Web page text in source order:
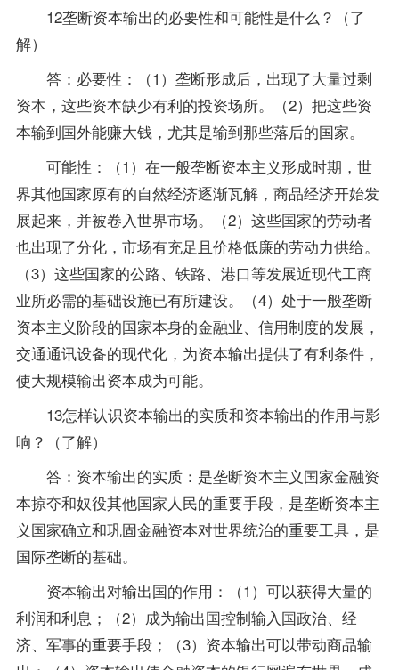
12垄断资本输出的必要性和可能性是什么？（了
解）
答：必要性：（1）垄断形成后，出现了大量过剩
资本，这些资本缺少有利的投资场所。（2）把这些资
本输到国外能赚大钱，尤其是输到那些落后的国家。
可能性：（1）在一般垄断资本主义形成时期，世
界其他国家原有的自然经济逐渐瓦解，商品经济开始发
展起来，并被卷入世界市场。（2）这些国家的劳动者
也出现了分化，市场有充足且价格低廉的劳动力供给。
（3）这些国家的公路、铁路、港口等发展近现代工商
业所必需的基础设施已有所建设。（4）处于一般垄断
资本主义阶段的国家本身的金融业、信用制度的发展，
交通通讯设备的现代化，为资本输出提供了有利条件，
使大规模输出资本成为可能。
13怎样认识资本输出的实质和资本输出的作用与影
响？（了解）
答：资本输出的实质：是垄断资本主义国家金融资
本掠夺和奴役其他国家人民的重要手段，是垄断资本主
义国家确立和巩固金融资本对世界统治的重要工具，是
国际垄断的基础。
资本输出对输出国的作用：（1）可以获得大量的
利润和利息；（2）成为输出国控制输入国政治、经
济、军事的重要手段；（3）资本输出可以带动商品输